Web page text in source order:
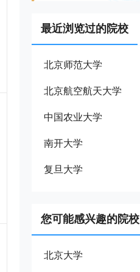
最近浏览过的院校
北京师范大学
北京航空航天大学
中国农业大学
南开大学
复旦大学
您可能感兴趣的院校
北京大学